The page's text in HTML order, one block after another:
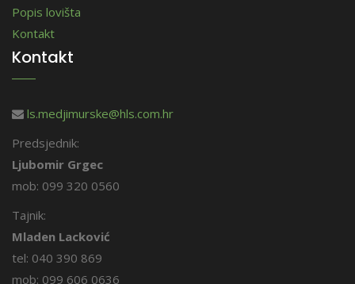
Popis lovišta
Kontakt
Kontakt
ls.medjimurske@hls.com.hr
Predsjednik:
Ljubomir Grgec
mob: 099 320 0560
Tajnik:
Mladen Lacković
tel: 040 390 869
mob: 099 606 0636